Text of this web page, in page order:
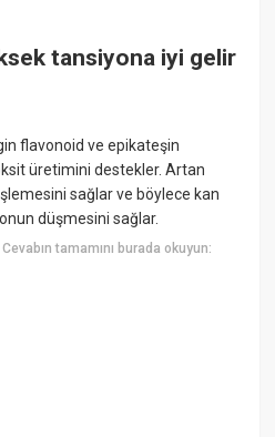
tansiyona iyi gelir
flavonoid ve epikateşin
üretimini destekler. Artan
sağlar ve böylece kan
düşmesini sağlar.
Cevabın tamamını burada okuyun: